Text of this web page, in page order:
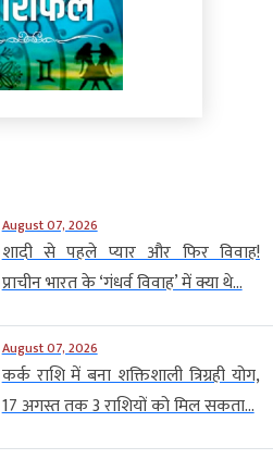
August 07, 2026
शादी से पहले प्यार और फिर विवाह!
प्राचीन भारत के ‘गंधर्व विवाह’ में क्या थे...
August 07, 2026
कर्क राशि में बना शक्तिशाली त्रिग्रही योग,
17 अगस्त तक 3 राशियों को मिल सकता...